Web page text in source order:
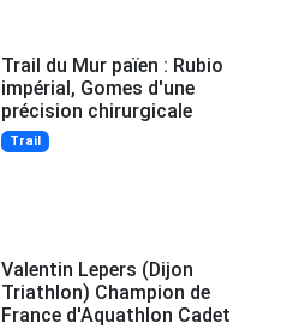
Trail du Mur païen : Rubio
impérial, Gomes d'une
précision chirurgicale
Trail
Valentin Lepers (Dijon
Triathlon) Champion de
France d'Aquathlon Cadet